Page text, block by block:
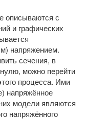
описываются с
и графических
напряжением.
сечения, в
можно перейти
процесса. Ими
напряжённое
модели являются
напряжённого